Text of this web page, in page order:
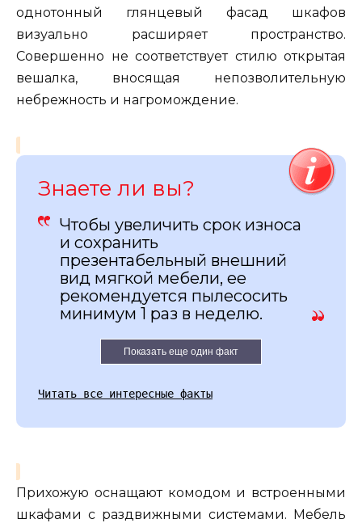
однотонный глянцевый фасад шкафов
визуально расширяет пространство.
Совершенно не соответствует стилю открытая
вешалка, вносящая непозволительную
небрежность и нагромождение.
Знаете ли вы?
Чтобы увеличить срок износа
и сохранить
презентабельный внешний
вид мягкой мебели, ее
рекомендуется пылесосить
минимум 1 раз в неделю.
Показать еще один факт
Читать все интересные факты
Прихожую оснащают комодом и встроенными
шкафами с раздвижными системами. Мебель